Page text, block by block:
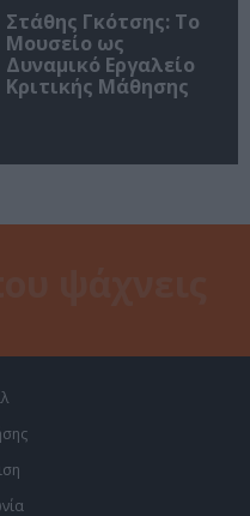
Στάθης Γκότσης: Το
Μουσείο ως
Δυναμικό Εργαλείο
Κριτικής Μάθησης